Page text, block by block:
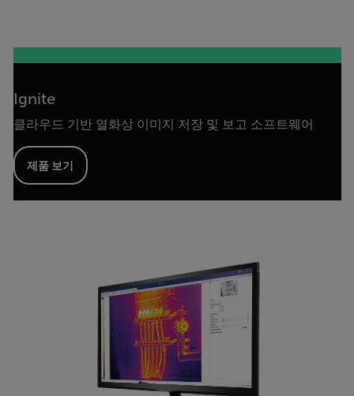
Ignite
클라우드 기반 열화상 이미지 저장 및 보고 소프트웨어
제품 보기